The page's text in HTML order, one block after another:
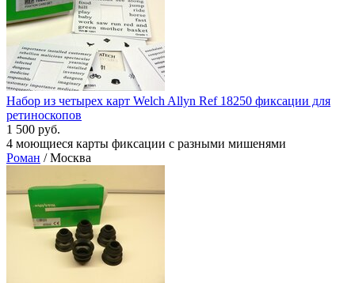
Набор из четырех карт Welch Allyn Ref 18250 фиксации для
ретиноскопов
1 500 руб.
4 моющиеся карты фиксации с разными мишенями
Роман / Москва